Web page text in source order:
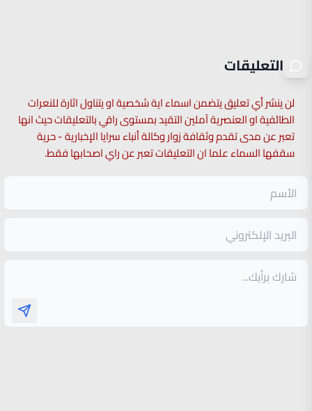
التعليقات
لن ينشر أي تعليق يتضمن اسماء اية شخصية او يتناول اثارة للنعرات
الطائفية او العنصرية آملين التقيد بمستوى راقي بالتعليقات حيث انها
تعبر عن مدى تقدم وثقافة زوار وكالة أنباء سرايا الإخبارية - حرية
سقفها السماء علما ان التعليقات تعبر عن راي اصحابها فقط.